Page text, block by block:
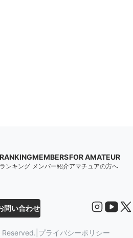
RANKING
ランキング
MEMBERS
メンバー紹介
FOR AMATEUR
アマチュアの方へ
問い合わせ
プライバシーポリシー